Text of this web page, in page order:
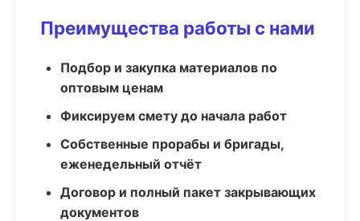
Преимущества работы с нами
Подбор и закупка материалов по
оптовым ценам
Фиксируем смету до начала работ
Собственные прорабы и бригады,
еженедельный отчёт
Договор и полный пакет закрывающих
документов